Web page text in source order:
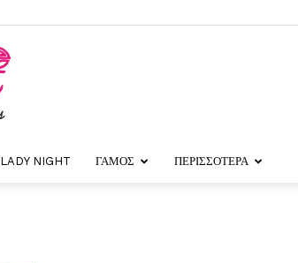
LADY NIGHT ΓΑΜΟΣ ΠΕΡΙΣΣΟΤΕΡΑ